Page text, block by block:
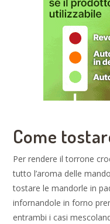
Come
Per rendere il torrone
tutto l’aroma delle
tostare le mandorle in
infornandole in forno
entrambi i casi